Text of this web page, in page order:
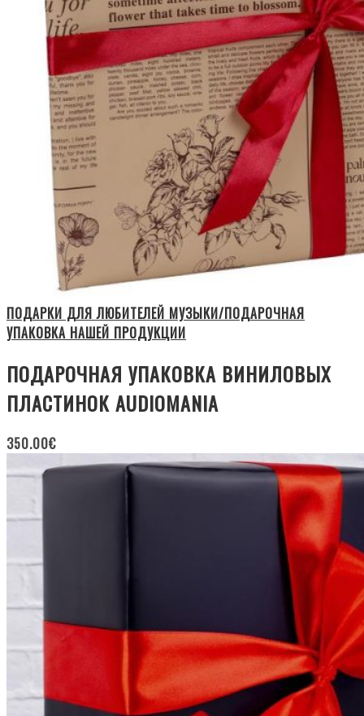
ПОДАРКИ ДЛЯ ЛЮБИТЕЛЕЙ МУЗЫКИ/ПОДАРОЧНАЯ
УПАКОВКА НАШЕЙ ПРОДУКЦИИ
ПОДАРОЧНАЯ УПАКОВКА ВИНИЛОВЫХ
ПЛАСТИНОК AUDIOMANIA
350.00€